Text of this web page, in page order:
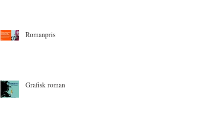
Romanpris
Grafisk roman